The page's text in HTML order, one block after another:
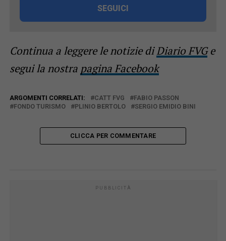
SEGUICI
Continua a leggere le notizie diDiario FVGe
segui la nostra pagina Facebook
ARGOMENTI CORRELATI: CATT FVG
FABIO PASSON
FONDO TURISMO
PLINIO BERTOLO SERGIO EMIDIO BINI
CLICCA PER COMMENTARE
PUBBLICITÀ